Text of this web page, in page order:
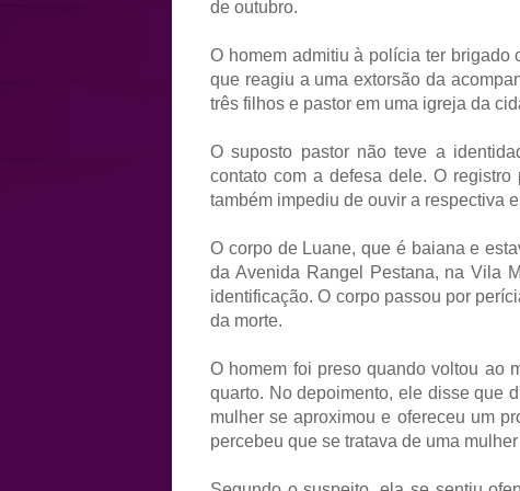
de outubro.
O homem admitiu à polícia ter brigado
que reagiu a uma extorsão da
três filhos e pastor em uma igreja da
O suposto pastor não teve a
contato com a defesa dele. O
também impediu de ouvir a respectiva
O corpo de Luane, que é baiana e
da Avenida Rangel Pestana, na Vila
identificação. O corpo passou por
da morte.
O homem foi preso quando voltou ao
quarto. No depoimento, ele disse que
mulher se aproximou e ofereceu um
percebeu que se tratava de uma